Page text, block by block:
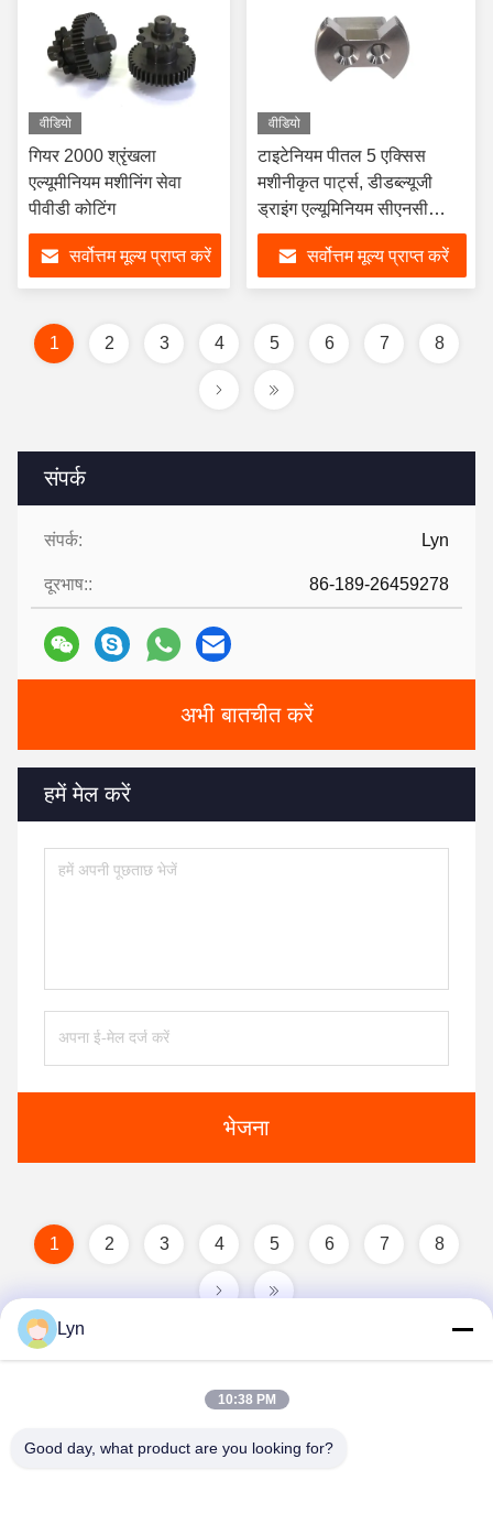
संपर्क
संपर्क: Lyn
दूरभाष:: 86-189-26459278
अभी बातचीत करें
हमें मेल करें
भेजना
वीडियो
गियर 2000 श्रृंखला
एल्यूमीनियम मशीनिंग सेवा
पीवीडी कोटिंग
सर्वोत्तम मूल्य प्राप्त करें
वीडियो
टाइटेनियम पीतल 5 एक्सिस
मशीनीकृत पार्ट्स, डीडब्ल्यूजी
ड्राइंग एल्यूमिनियम सीएनसी
मशीनिंग सेवा
सर्वोत्तम मूल्य प्राप्त करें
1 2 3 4 5 6 7 8
1 2 3 4 5 6 7 8
Lyn
10:38 PM
Good day, what product are you looking for?